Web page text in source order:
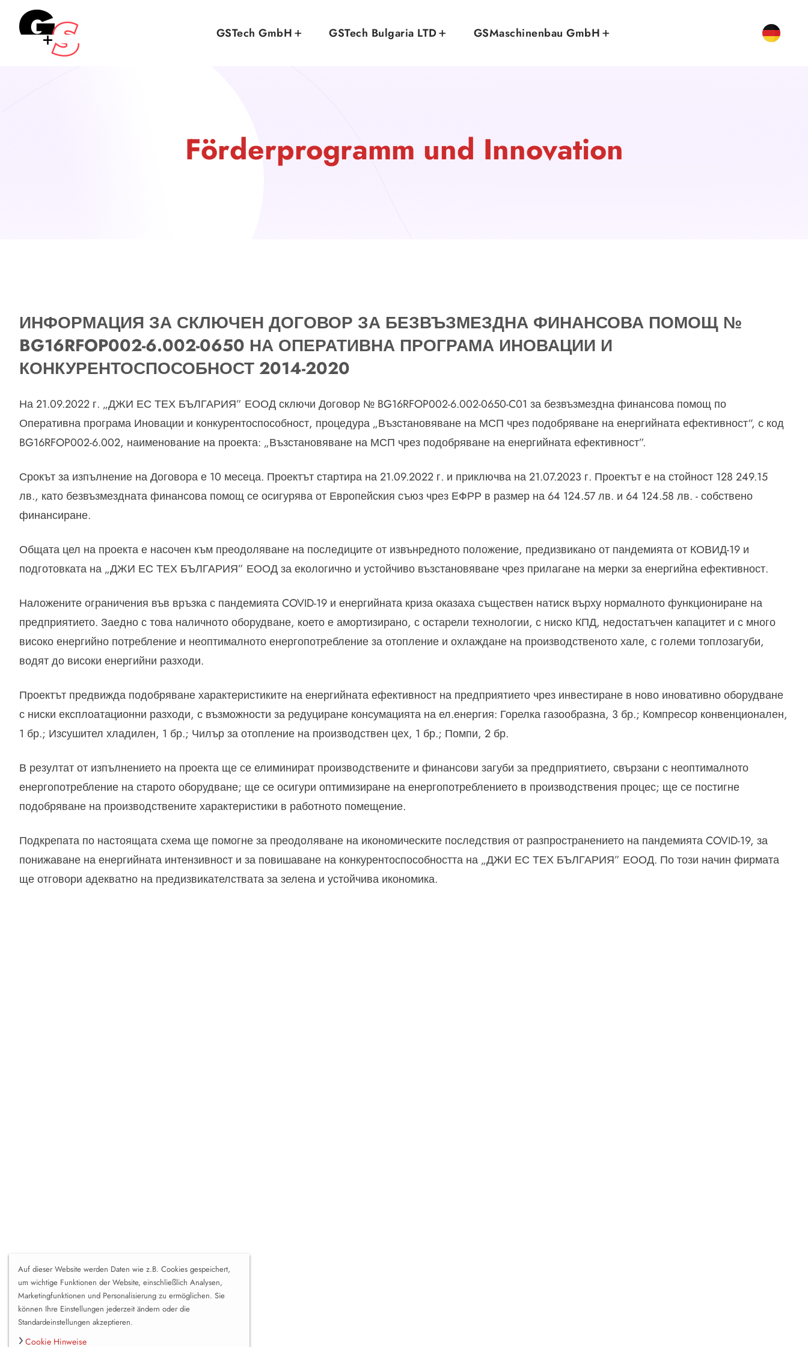
GSTech GmbH GSTech Bulgaria LTD GSMaschinenbau GmbH
Förderprogramm und Innovation
ИНФОРМАЦИЯ ЗА СКЛЮЧЕН ДОГОВОР ЗА БЕЗВЪЗМЕЗДНА ФИНАНСОВА ПОМОЩ №
BG16RFOP002-6.002-0650 НА ОПЕРАТИВНА ПРОГРАМА ИНОВАЦИИ И
КОНКУРЕНТОСПОСОБНОСТ 2014-2020
На 21.09.2022 г. „ДЖИ ЕС ТЕХ БЪЛГАРИЯ” ЕООД сключи Договор № BG16RFOP002-6.002-0650-C01 за безвъзмездна финансова помощ по
Оперативна програма Иновации и конкурентоспособност, процедура „Възстановяване на МСП чрез подобряване на енергийната ефективност“, с код
BG16RFOP002-6.002, наименование на проекта: „Възстановяване на МСП чрез подобряване на енергийната ефективност”.
Срокът за изпълнение на Договора е 10 месеца. Проектът стартира на 21.09.2022 г. и приключва на 21.07.2023 г. Проектът е на стойност 128 249.15
лв., като безвъзмездната финансова помощ се осигурява от Европейския съюз чрез ЕФРР в размер на 64 124.57 лв. и 64 124.58 лв. - собствено
финансиране.
Общата цел на проекта е насочен към преодоляване на последиците от извънредното положение, предизвикано от пандемията от КОВИД-19 и
подготовката на „ДЖИ ЕС ТЕХ БЪЛГАРИЯ” ЕООД за екологично и устойчиво възстановяване чрез прилагане на мерки за енергийна ефективност.
Наложените ограничения във връзка с пандемията COVID-19 и енергийната криза оказаха съществен натиск върху нормалното функциониране на
предприятието. Заедно с това наличното оборудване, което е амортизирано, с остарели технологии, с ниско КПД, недостатъчен капацитет и с много
високо енергийно потребление и неоптималното енергопотребление за отопление и охлаждане на производственото хале, с големи топлозагуби,
водят до високи енергийни разходи.
Проектът предвижда подобряване характеристиките на енергийната ефективност на предприятието чрез инвестиране в ново иновативно оборудване
с ниски експлоатационни разходи, с възможности за редуциране консумацията на ел.енергия: Горелка газообразна, 3 бр.; Компресор конвенционален,
1 бр.; Изсушител хладилен, 1 бр.; Чилър за отопление на производствен цех, 1 бр.; Помпи, 2 бр.
В резултат от изпълнението на проекта ще се елиминират производствените и финансови загуби за предприятието, свързани с неоптималното
енергопотребление на старото оборудване; ще се осигури оптимизиране на енергопотреблението в производствения процес; ще се постигне
подобряване на производствените характеристики в работното помещение.
Подкрепата по настоящата схема ще помогне за преодоляване на икономическите последствия от разпространението на пандемията COVID-19, за
понижаване на енергийната интензивност и за повишаване на конкурентоспособността на „ДЖИ ЕС ТЕХ БЪЛГАРИЯ” ЕООД. По този начин фирмата
ще отговори адекватно на предизвикателствата за зелена и устойчива икономика.
Auf dieser Website werden Daten wie z.B. Cookies gespeichert,
um wichtige Funktionen der Website, einschließlich Analysen,
Marketingfunktionen und Personalisierung zu ermöglichen. Sie
können Ihre Einstellungen jederzeit ändern oder die
Standardeinstellungen akzeptieren.
Cookie Hinweise